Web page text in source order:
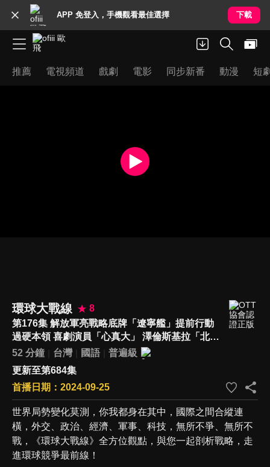
APP 免登入，手機觀看最佳選擇 下載
推薦 電視頻道 戲劇 電影 同步新番 動漫 短
環球大戰線
8
第176集 解放軍亮戰略底牌「遼寧艦」提前行動
過硬本領 喜劇演員「心真大」 澤倫斯基拉「北
約」對「俄羅斯」發動戰爭
52 分鐘 台灣 國語
普遍級
更新至第684集
首播日期：2024-09-25
世界局勢變化莫測，你我都身在其中，國際之間合縱連
橫，外交、政治、經濟、軍事、科技，無所不爭、無所不
戰，《環球大戰線》全方位觀點，與您一起剖析戰略，走
進環球競爭最前線！